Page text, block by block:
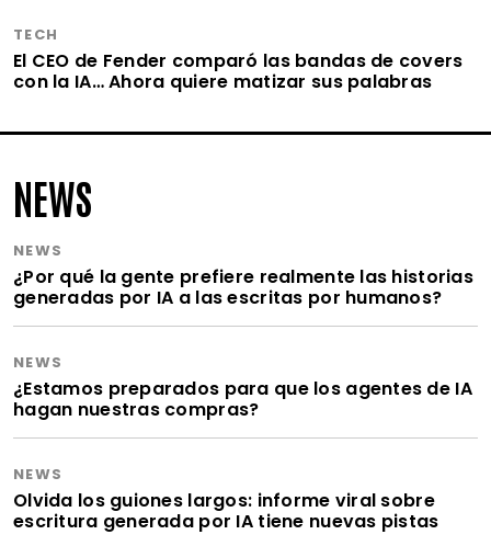
TECH
El CEO de Fender comparó las bandas de covers
con la IA… Ahora quiere matizar sus palabras
NEWS
NEWS
¿Por qué la gente prefiere realmente las historias
generadas por IA a las escritas por humanos?
NEWS
¿Estamos preparados para que los agentes de IA
hagan nuestras compras?
NEWS
Olvida los guiones largos: informe viral sobre
escritura generada por IA tiene nuevas pistas